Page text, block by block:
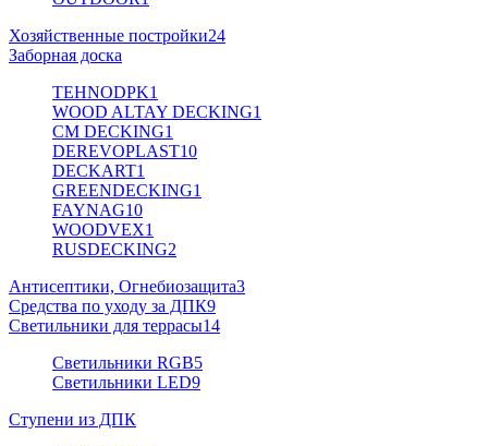
Хозяйственные постройки24
Заборная доска
TEHNODPK1
WOOD ALTAY DECKING1
CM DECKING1
DEREVOPLAST10
DECKART1
GREENDECKING1
FAYNAG10
WOODVEX1
RUSDECKING2
Антисептики, Огнебиозащита3
Средства по уходу за ДПК9
Светильники для террасы14
Светильники RGB5
Светильники LED9
Ступени из ДПК